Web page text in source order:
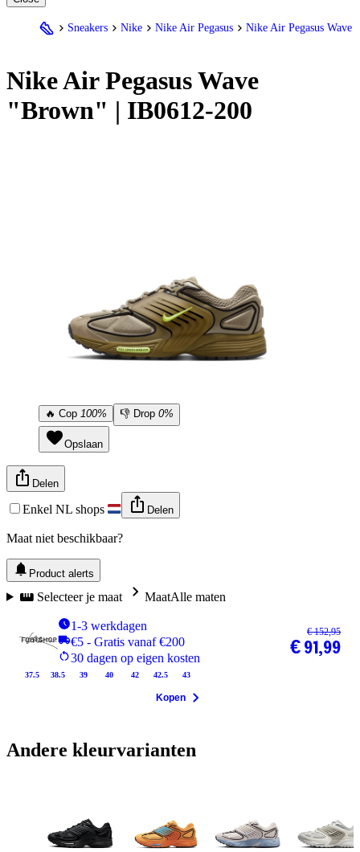
Sneakers Nike Nike Air Pegasus Nike Air Pegasus Wave
NikeAir Pegasus Wave
"Brown" | IB0612-200
🔥 Cop 100% 👎 Drop 0%
Opslaan
Delen
Enkel NL shops Delen
Maat niet beschikbaar?
Product alerts
Selecteer je maat MaatAlle maten
1-3 werkdagen
€5 - Gratis vanaf €200
30 dagen op eigen kosten
37.5 38.5 39 40 42 42.5 43
€ 152,95
€ 91,99
Kopen
Andere kleurvarianten